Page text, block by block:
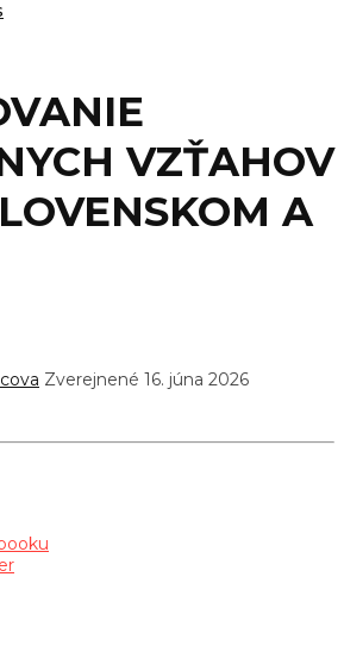
VZŤAHOV
A
Zverejnené 16. júna 2026